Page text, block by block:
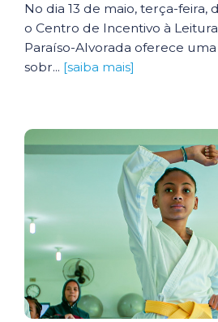
No dia 13 de maio, terça-feira,
o Centro de Incentivo à Leitura
Paraíso-Alvorada oferece
sobr... [saiba mais]